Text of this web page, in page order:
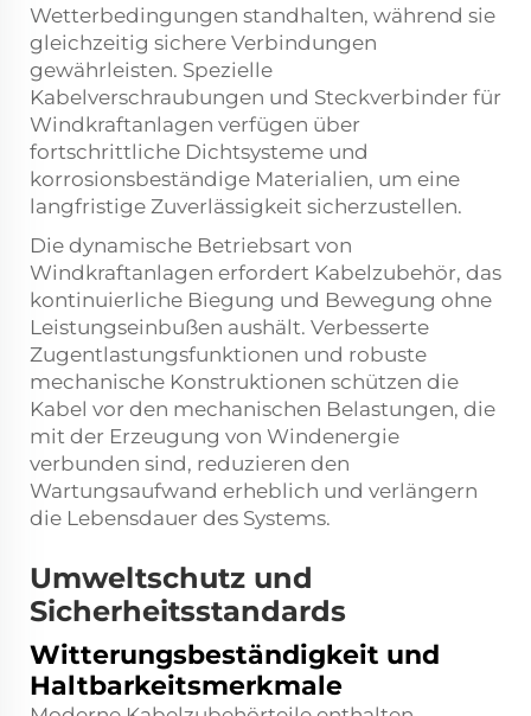
Wetterbedingungen standhalten, während sie
gleichzeitig sichere Verbindungen
gewährleisten. Spezielle
Kabelverschraubungen und Steckverbinder für
Windkraftanlagen verfügen über
fortschrittliche Dichtsysteme und
korrosionsbeständige Materialien, um eine
langfristige Zuverlässigkeit sicherzustellen.
Die dynamische Betriebsart von
Windkraftanlagen erfordert Kabelzubehör, das
kontinuierliche Biegung und Bewegung ohne
Leistungseinbußen aushält. Verbesserte
Zugentlastungsfunktionen und robuste
mechanische Konstruktionen schützen die
Kabel vor den mechanischen Belastungen, die
mit der Erzeugung von Windenergie
verbunden sind, reduzieren den
Wartungsaufwand erheblich und verlängern
die Lebensdauer des Systems.
Umweltschutz und
Sicherheitsstandards
Witterungsbeständigkeit und
Haltbarkeitsmerkmale